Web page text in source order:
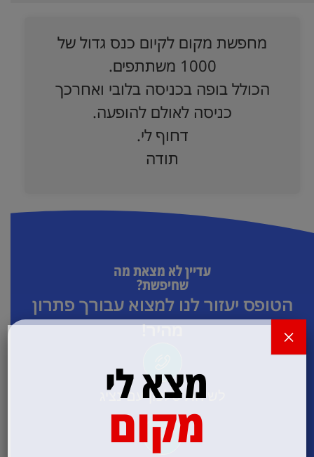
מחפשת מקום לקיום כנס גדול של
1000 משתתפים.
הכולל בופה בכניסה בלובי ואחרכך
כניסה לאולם להופעה.
דחוף לי.
תודה
עדיין לא מצאת מה
שחיפשת?
הטופס יעזור לנו למצוא עבורך פתרון
מהיר!
לשיחת טלפון עם נציג
מצא לי
מקום
×